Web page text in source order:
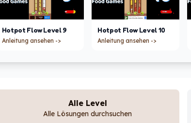
Hotpot FlowLevel9
Anleitung ansehen ->
Hotpot Flow Level10
Anleitung ansehen ->
Alle Level
Alle Lösungen durchsuchen